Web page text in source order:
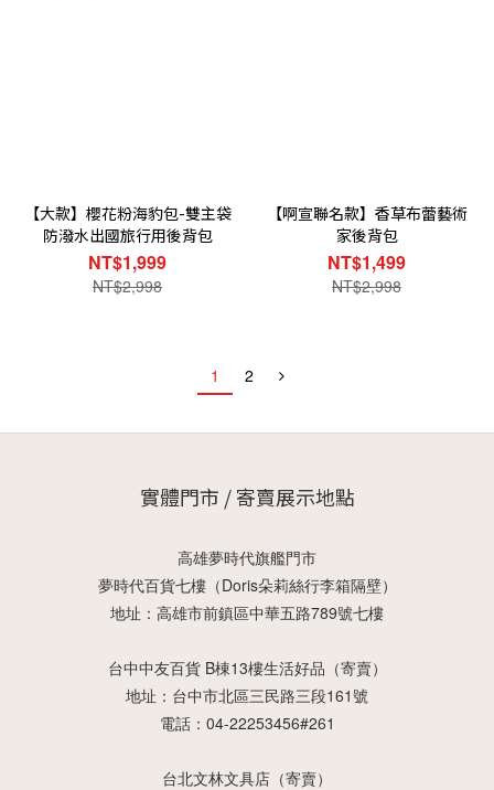
【大款】櫻花粉海豹包-雙主袋
防潑水出國旅行用後背包
NT$1,999
NT$2,998
【啊宣聯名款】香草布蕾藝術
家後背包
NT$1,499
NT$2,998
1 2
實體門市 / 寄賣展示地點
高雄夢時代旗艦門市
夢時代百貨七樓（Doris朵莉絲行李箱隔壁）
地址：高雄市前鎮區中華五路789號七樓
台中中友百貨 B棟13樓生活好品（寄賣）
地址：台中市北區三民路三段161號
電話：04-22253456#261
台北文林文具店（寄賣）